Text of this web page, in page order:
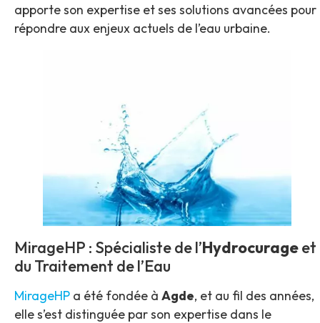
apporte son expertise et ses solutions avancées pour
répondre aux enjeux actuels de l’eau urbaine.
MirageHP : Spécialiste de l’Hydrocurageet
du Traitement de l’Eau
MirageHP a été fondée à Agde, et au fil des années,
elle s’est distinguée par son expertise dans le